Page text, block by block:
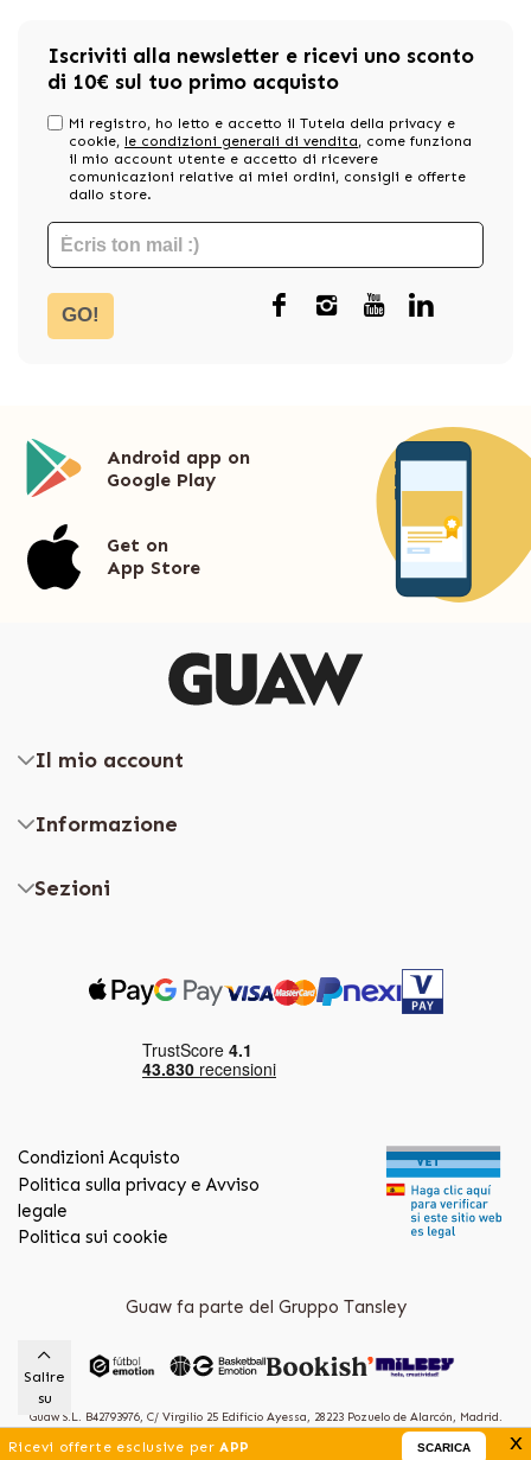
Iscriviti alla newsletter e ricevi uno sconto
di 10€ sul tuo primo acquisto
Mi registro, ho letto e accetto il Tutela della privacy e
cookie, le condizioni generali di vendita, come funziona
il mio account utente e accetto di ricevere
comunicazioni relative ai miei ordini, consigli e offerte
dallo store.
GO!
Ricevi offerte esclusive perAPP SCARICA x
Android app on
Google Play
Get on
App Store
Il mio account
Informazione
Sezioni
Condizioni Acquisto
Politica sulla privacy e Avviso
legale
Politica sui cookie
Guaw fa parte del Gruppo Tansley
Guaw S.L. B42793976, C/ Virgilio 25 Edificio Ayessa, 28223 Pozuelo de Alarcón, Madrid.
Salire
su